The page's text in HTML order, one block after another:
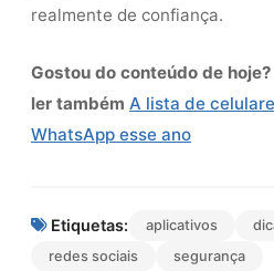
realmente de confiança.
Gostou do conteúdo de
ler também A lista de
WhatsApp esse ano
Etiquetas: aplicativos
redes sociais
segurança